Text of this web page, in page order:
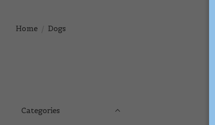
Home Dogs
Categories